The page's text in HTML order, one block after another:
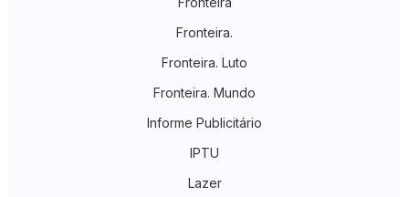
Fronteira.
Fronteira. Luto
Fronteira. Mundo
Informe Publicitário
IPTU
Lazer